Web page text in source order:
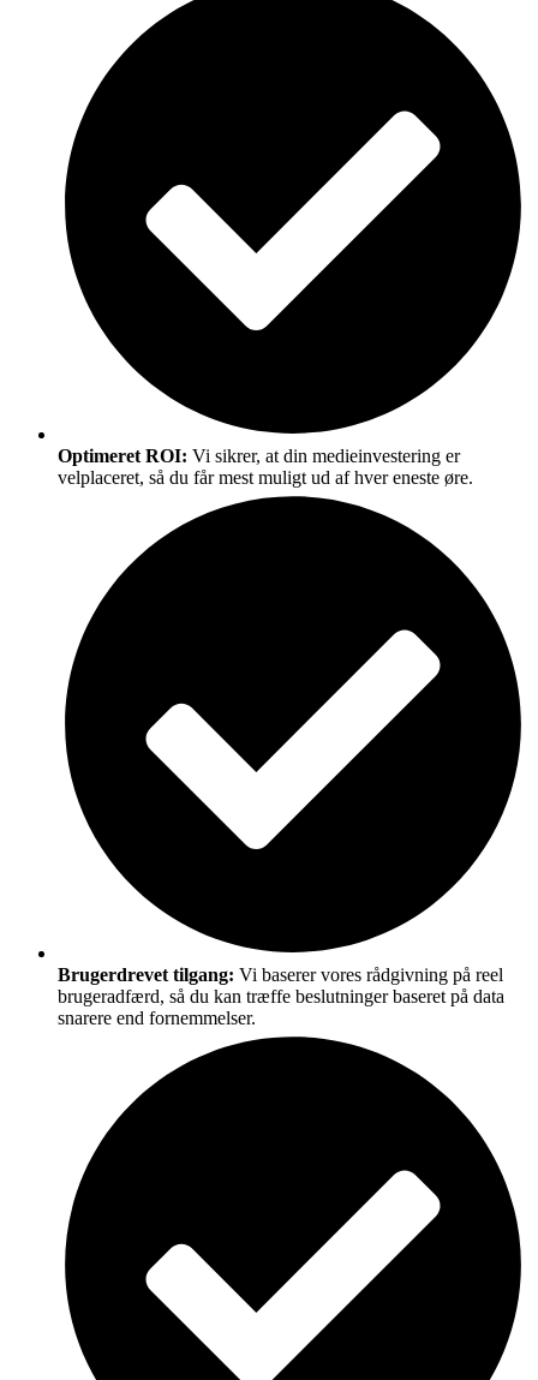
Optimeret ROI: Vi sikrer, at din medieinvestering er
velplaceret, så du får mest muligt ud af hver eneste øre.
Brugerdrevet tilgang: Vi baserer vores rådgivning på reel
brugeradfærd, så du kan træffe beslutninger baseret på data
snarere end fornemmelser.